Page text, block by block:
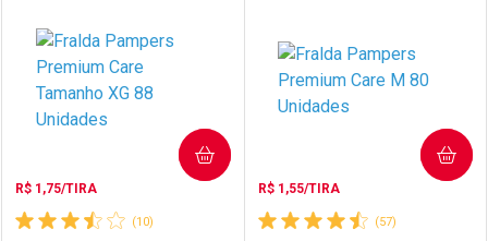
(10)
R$ 1,75/TIRA
COMPRAR
(57)
R$ 1,55/TIRA
COMPRAR